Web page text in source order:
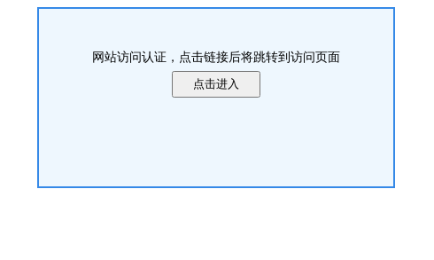
网站访问认证，点击链接后将跳转到访问页面